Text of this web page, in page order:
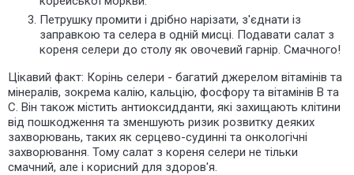
Петрушку промити і дрібно нарізати, з'єднати із
заправкою та селера в одній мисці. Подавати салат з
кореня селери до столу як овочевий гарнір. Смачного!
Цікавий факт: Корінь селери - багатий джерелом вітамінів та
мінералів, зокрема калію, кальцію, фосфору та вітамінів В та
С. Він також містить антиоксидданти, які захищають клітини
від пошкодження та зменшують ризик розвитку деяких
захворювань, таких як серцево-судинні та онкологічні
захворювання. Тому салат з кореня селери не тільки
смачний, але і корисний для здоров'я.